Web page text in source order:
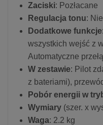
Zaciski: Pozłacane
Regulacja tonu: Nie
Dodatkowe funkcje
wszystkich wejść z
Automatyczne
W zestawie: Pilot
z bateriami),
Pobór energii w
Wymiary (szer. x
Waga: 2.2 kg